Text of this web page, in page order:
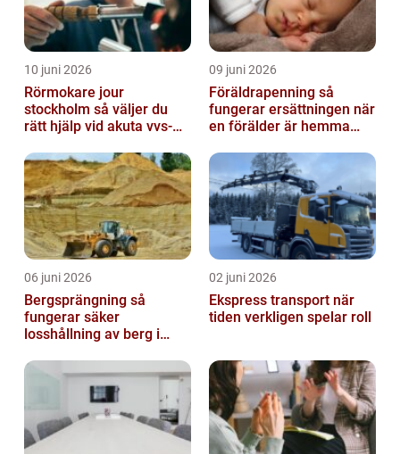
10 juni 2026
Rörmokare jour
stockholm så väljer du
rätt hjälp vid akuta vvs-
09 juni 2026
Föräldrapenning så
fungerar ersättningen när
en förälder är hemma
06 juni 2026
Bergsprängning så
fungerar säker
losshållning av berg i
02 juni 2026
Ekspress transport när
tiden verkligen spelar roll